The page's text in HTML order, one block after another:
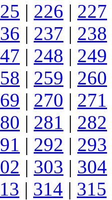
| 226 | 227
| 237 | 238
| 248 | 249
| 259 | 260
| 270 | 271
| 281 | 282
| 292 | 293
| 303 | 304
| 314 | 315